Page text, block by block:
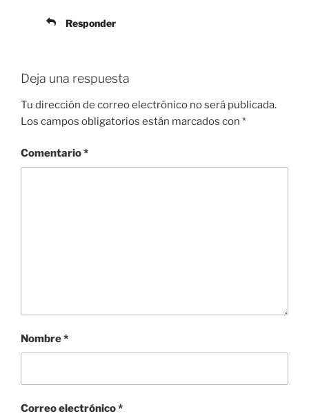
Responder
Deja una respuesta
Tu dirección de correo electrónico no será publicada.
Los campos obligatorios están marcados con *
Comentario*
Nombre*
Correo electrónico*